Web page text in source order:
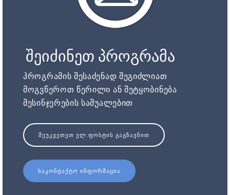
შეიძინეთ პროგრამა
პროგრამის შესაძენად შეგიძლიათ
მოგვწეროთ წერილი ან შეტყობინება
მესინჯერების საშუალებით
ᲨᲔᲣᲙᲕᲔᲗᲔᲗ ᲔᲚ.ᲤᲝᲡᲢᲘᲡ ᲒᲐᲒᲖᲐᲕᲜᲘᲗ
ᲡᲐᲙᲝᲜᲢᲐᲥᲢᲝ ᲘᲜᲤᲝᲠᲛᲐᲪᲘᲐ